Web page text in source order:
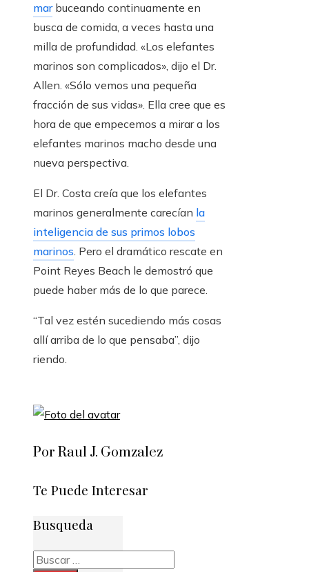
marbuceando continuamente en
busca de comida, a veces hasta una
milla de profundidad. «Los elefantes
marinos son complicados», dijo el Dr.
Allen. «Sólo vemos una pequeña
fracción de sus vidas». Ella cree que es
hora de que empecemos a mirar a los
elefantes marinos macho desde una
nueva perspectiva.
El Dr. Costa creía que los elefantes
marinos generalmente carecían la
inteligencia de sus primos lobos
marinos. Pero el dramático rescate en
Point Reyes Beach le demostró que
puede haber más de lo que parece.
“Tal vez estén sucediendo más cosas
allí arriba de lo que pensaba”, dijo
riendo.
Por Raul J. Gomzalez
Te Puede Interesar
Busqueda
Buscar: